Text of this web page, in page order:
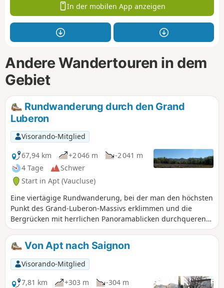
In der mobilen App anzeigen
Andere Wandertouren in dem
Gebiet
Rundwanderung durch den Grand
Luberon
Visorando-Mitglied
67,94 km
+2 046 m
-2 041 m
4 Tage
Schwer
Start in Apt (Vaucluse)
Eine viertägige Rundwanderung, bei der man den höchsten
Punkt des Grand-Luberon-Massivs erklimmen und die
Bergrücken mit herrlichen Panoramablicken durchqueren
kann. Man durchquert zahlreiche Dörfer und Weiler mit
einem schönen Kulturerbe. Auf halber Strecke kann man
eine Schleife einfügen, um diese Tour auf fünf Etappen zu
verlängern.
Von Apt nach Saignon
Visorando-Mitglied
7,81 km
+303 m
-304 m